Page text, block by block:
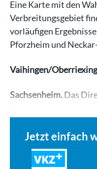
Eine Karte mit den
Verbreitungsgebiet
vorläufigen
Pforzheim und
Vaihingen/
Sachsenheim.Das
Jetzt einfach
VKZ